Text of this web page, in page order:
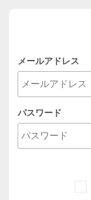
メールアドレス
パスワード